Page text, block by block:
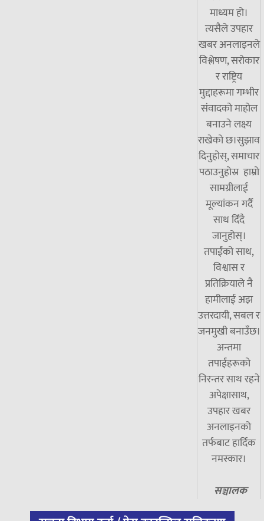
माध्यम हो।
त्यसैले उपहार
खबर अनलाइनले
विश्लेषण, सरोकार
र राष्ट्रिय
मुद्दाहरूमा गम्भीर
संवादको माहोल
बनाउने लक्ष्य
राखेको छ।सुझाव
दिनुहोस्, समाचार
पठाउनुहोस्र हाम्रो
सामग्रीलाई
मूल्यांकन गर्दै
साथ दिँदै
जानुहोस्।
तपाईंको साथ,
विश्वास र
प्रतिक्रियाले नै
हामीलाई अझ
उत्तरदायी, सबल र
जनमुखी बनाउँछ।
अन्तमा
तपाईंहरूको
निरन्तर साथ रहने
अपेक्षासाथ,
उपहार खबर
अनलाइनको
तर्फबाट हार्दिक
नमस्कार।
सञ्चालक